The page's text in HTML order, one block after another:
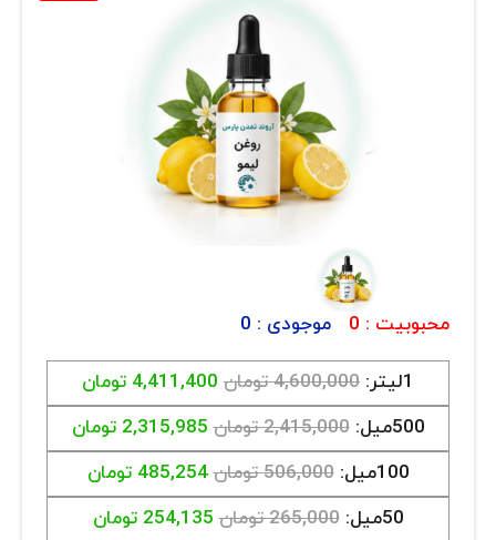
ماسک و ضدعفونی کننده
شیشه آلات آزمایشگاهی و تجهیزات
دستگاه های دیجیتال
قهوه
همه محصولات
محبوبیت : 0 موجودی : 0
1لیتر: 4,600,000 تومان
4,411,400 تومان
500میل:
2,415,000 تومان
2,315,985 تومان
100میل:
506,000 تومان
485,254 تومان
50میل:
265,000 تومان 254,135 تومان